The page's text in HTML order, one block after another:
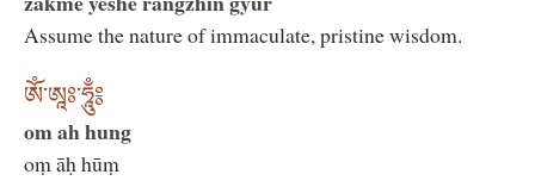
Assume the nature of immaculate, pristine wisdom.
ཨོཾ་ཨཱཿ་ཧཱུྃ༔
om ah hung
oṃ āḥ hūṃ